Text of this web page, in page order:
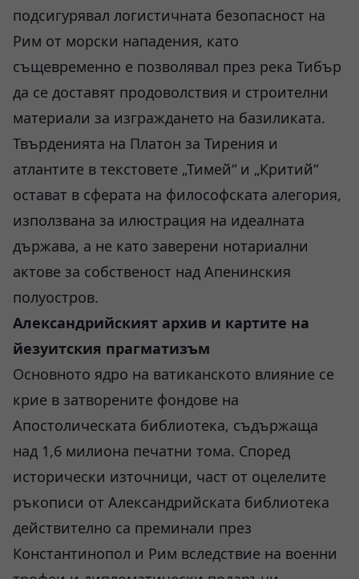
подсигурявал логистичната безопасност на
Рим от морски нападения, като
същевременно е позволявал през река Тибър
да се доставят продоволствия и строителни
материали за изграждането на базиликата.
Твърденията на Платон за Тирения и
атлантите в текстовете „Тимей“ и „Критий“
остават в сферата на философската алегория,
използвана за илюстрация на идеалната
държава, а не като заверени нотариални
актове за собственост над Апенинския
полуостров.
Александрийският архив и картите на
йезуитския прагматизъм
Основното ядро на ватиканското влияние се
крие в затворените фондове на
Апостолическата библиотека, съдържаща
над 1,6 милиона печатни тома. Според
исторически източници, част от оцелелите
ръкописи от Александрийската библиотека
действително са преминали през
Константинопол и Рим вследствие на военни